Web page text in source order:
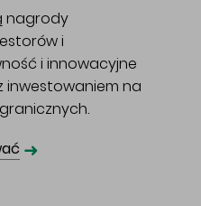
nagrody
i
i innowacyjne
inwestowaniem na
➜